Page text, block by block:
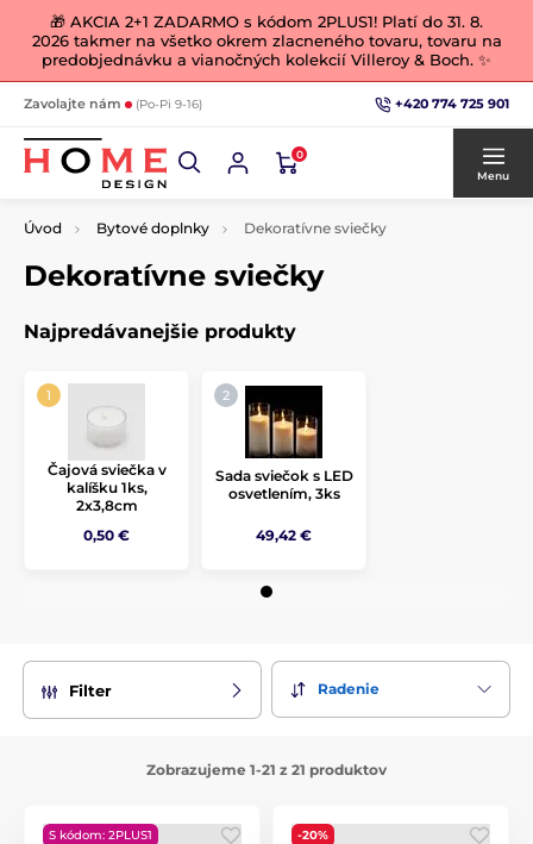
🎁 AKCIA 2+1 ZADARMO s kódom 2PLUS1! Platí do 31. 8.
2026 takmer na všetko okrem zlacneného tovaru, tovaru na
predobjednávku a vianočných kolekcií Villeroy & Boch. ✨
Zavolajte nám (Po-Pi 9-16) +420 774 725 901
0
Menu
Úvod Bytové doplnky Dekoratívne sviečky
Dekoratívne sviečky
Najpredávanejšie produkty
Čajová sviečka v
kalíšku 1ks,
2x3,8cm
0,50 €
Sada sviečok s LED
osvetlením, 3ks
49,42 €
Filter Radenie
Zobrazujeme 1-21 z 21 produktov
S kódom: 2PLUS1 -20%